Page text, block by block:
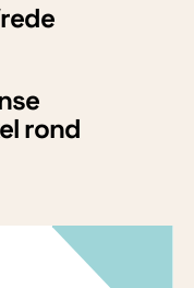
rond